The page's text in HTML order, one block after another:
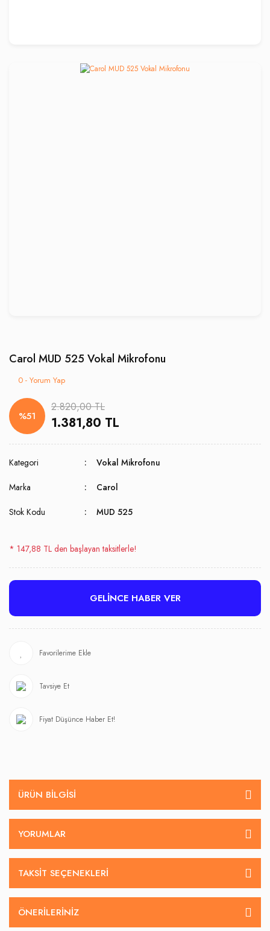
Carol MUD 525 Vokal Mikrofonu
0 - Yorum Yap
%51
2.820,00 TL
1.381,80 TL
Kategori Vokal Mikrofonu
Marka Carol
Stok Kodu MUD 525
* 147,88 TL den başlayan taksitlerle!
GELİNCE HABER VER
Tavsiye Et
Fiyat Düşünce Haber Et!
ÜRÜN BILGISI
YORUMLAR
TAKSIT SEÇENEKLERI
ÖNERILERINIZ